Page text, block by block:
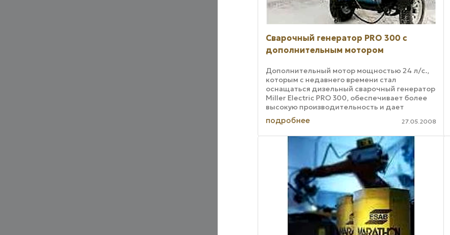
Сварочный генератор PRO 300 с
дополнительным мотором
Дополнительный мотор мощностью 24 л/с.,
которым с недавнего времени стал
оснащаться дизельный сварочный генератор
Miller Electric PRO 300, обеспечивает более
высокую производительность и дает
возможность работать с электродами
больших размеров, а ...
подробнее 27.05.2008